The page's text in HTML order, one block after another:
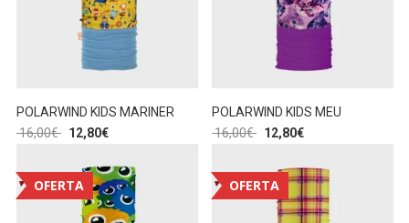
POLARWIND KIDS MARINER
16,00€ 12,80€
POLARWIND KIDS MEU
16,00€ 12,80€
OFERTA OFERTA